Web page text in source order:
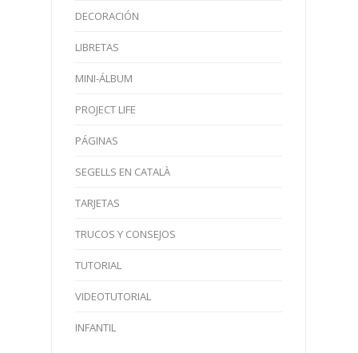
DECORACIÓN
LIBRETAS
MINI-ÁLBUM
PROJECT LIFE
PÁGINAS
SEGELLS EN CATALÀ
TARJETAS
TRUCOS Y CONSEJOS
TUTORIAL
VIDEOTUTORIAL
INFANTIL